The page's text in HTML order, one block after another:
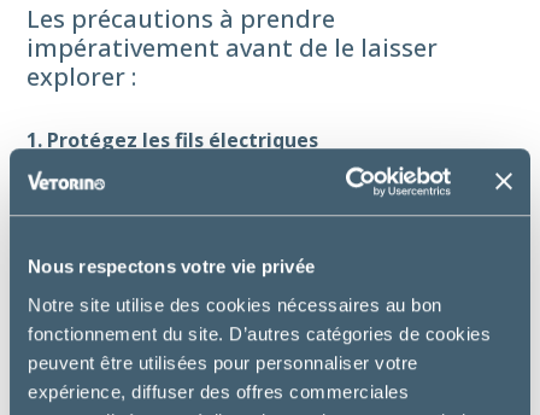
Nous respectons votre vie privée
Notre site utilise des cookies nécessaires au bon
fonctionnement du site. D’autres catégories de cookies
peuvent être utilisées pour personnaliser votre
expérience, diffuser des offres commerciales
Les précautions à prendre
impérativement avant de le laisser
explorer :
1. Protégez les fils électriques
Les lapins adorent ronger tout ce qui leur passe par
les dents, y compris les fils électriques. Utilisez des
des meubles lourds pour éviter tout accident.
2. Attention aux plantes d’intérieur
Attention avec certaines plantes qui peuvent être très
toxiques. Placez-les en hauteur ou retirez-les si vous